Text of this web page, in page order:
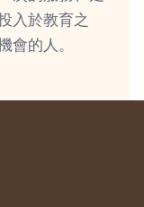
入於教育之
會的人。